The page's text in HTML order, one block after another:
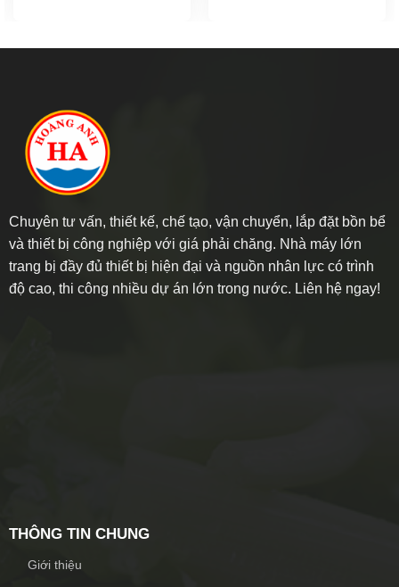
Chuyên tư vấn, thiết kế, chế tạo, vận chuyển, lắp đặt bồn bể
và thiết bị công nghiệp với giá phải chăng. Nhà máy lớn
trang bị đầy đủ thiết bị hiện đại và nguồn nhân lực có trình
độ cao, thi công nhiều dự án lớn trong nước. Liên hệ ngay!
THÔNG TIN CHUNG
Giới thiệu